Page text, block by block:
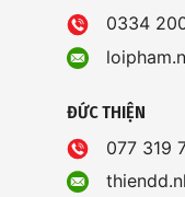
0334
ĐỨC THIỆN
077 319